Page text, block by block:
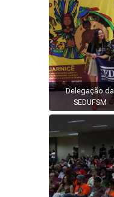
Delegação da
SEDUFSM